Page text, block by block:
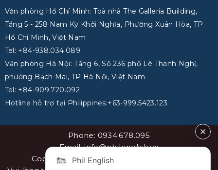
Văn phòng Hồ Chí Minh: Toà nhà The Galleria Building,
Tầng 5 - 258 Nam Kỳ Khởi Nghĩa, Phường Xuân Hòa, TP
Hồ Chí Minh, Việt Nam
Tel: +84-938.034.089
Văn phòng Hà Nội: Tầng 6, Số 236 phố Lê Thanh Nghị,
phường Bạch Mai, TP Hà Nội, Việt Nam
Tel: +84-909.720.092
Hotline hỗ trợ tại Philippines:+63-999.5423.123
Phone: 0934.678.095
Email: info@philenglish.vn
Copyright 2026 ©PhilEnglish Việt Nam
Phil English